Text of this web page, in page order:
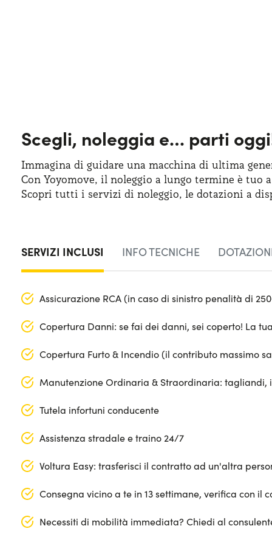
Scegli, noleggia e… parti
Immagina di guidare una macchina di ultima
Con Yoyomove, il noleggio a lungo termine è tuo
Scopri tutti i servizi di noleggio, le dotazioni a
SERVIZI INCLUSI INFO TECNICHE
Assicurazione RCA (in caso di sinistro penalità di
Copertura Danni: se fai dei danni, sei coperto! La
Copertura Furto & Incendio (il contributo massimo
Manutenzione Ordinaria & Straordinaria: tagliandi,
Tutela infortuni conducente
Assistenza stradale e traino 24/7
Voltura Easy: trasferisci il contratto ad un'altra
Consegna vicino a te in 13 settimane, verifica con il
Necessiti di mobilità immediata? Chiedi al